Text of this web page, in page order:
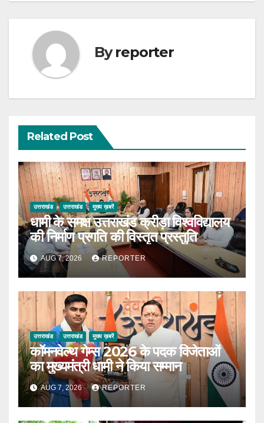
Byreporter
Related Post
उत्तराखंड उत्तराखंड मुख्य ख़बरें
धामी के समक्ष उत्तराखंड क्रीड़ा विश्वविद्यालय
की निर्माण प्रगति की विस्तृत प्रस्तुति
AUG 7, 2026 REPORTER
उत्तराखंड उत्तराखंड मुख्य ख़बरें
कॉमनवेल्थ गेम्स 2026 के पदक विजेताओं
का मुख्यमंत्री धामी ने किया सम्मान
AUG 7, 2026 REPORTER